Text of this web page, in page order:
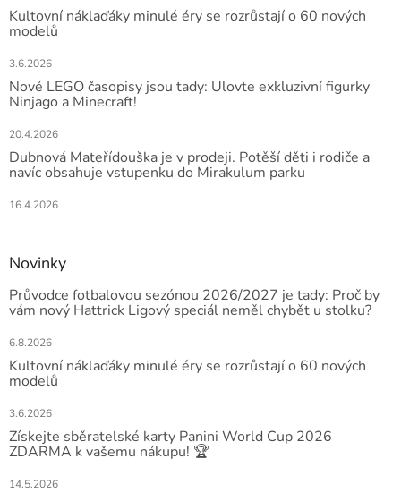
Kultovní náklaďáky minulé éry se rozrůstají o 60 nových
modelů
3.6.2026
Nové LEGO časopisy jsou tady: Ulovte exkluzivní figurky
Ninjago a Minecraft!
20.4.2026
Dubnová Mateřídouška je v prodeji. Potěší děti i rodiče a
navíc obsahuje vstupenku do Mirakulum parku
16.4.2026
Novinky
Průvodce fotbalovou sezónou 2026/2027 je tady: Proč by
vám nový Hattrick Ligový speciál neměl chybět u stolku?
6.8.2026
Kultovní náklaďáky minulé éry se rozrůstají o 60 nových
modelů
3.6.2026
Získejte sběratelské karty Panini World Cup 2026
ZDARMA k vašemu nákupu! 🏆
14.5.2026